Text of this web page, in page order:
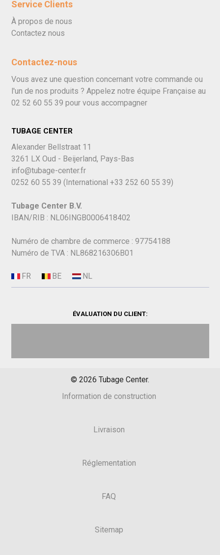
Service Clients
À propos de nous
Contactez nous
Contactez-nous
Vous avez une question concernant votre commande ou
l'un de nos produits ? Appelez notre équipe Française au
02 52 60 55 39 pour vous accompagner
TUBAGE CENTER
Alexander Bellstraat 11
3261 LX Oud - Beijerland, Pays-Bas
info@tubage-center.fr
0252 60 55 39 (International +33 252 60 55 39)
Tubage Center B.V.
IBAN/RIB : NL06INGB0006418402
Numéro de chambre de commerce : 97754188
Numéro de TVA : NL868216306B01
ÉVALUATION DU CLIENT:
© 2026 Tubage Center.
Information de construction
Livraison
Réglementation
FAQ
Sitemap